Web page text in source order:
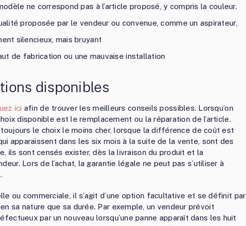
ne correspond pas à l’article proposé, y compris la couleur.
proposée par le vendeur ou convenue, comme un aspirateur,
silencieux, mais bruyant
de fabrication ou une mauvaise installation
disponibles
ici afin de trouver les meilleurs conseils possibles. Lorsqu’on
disponible est le remplacement ou la réparation de l’article.
le choix le moins cher, lorsque la différence de coût est
apparaissent dans les six mois à la suite de la vente, sont des
ils sont censés exister, dès la livraison du produit et la
Lors de l’achat, la garantie légale ne peut pas s’utiliser à
ou commerciale, il s’agit d’une option facultative et se définit par
sa nature que sa durée. Par exemple, un vendeur prévoit
par un nouveau lorsqu’une panne apparaît dans les huit